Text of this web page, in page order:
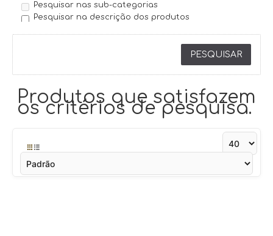
Pesquisar nas sub-categorias
Pesquisar na descrição dos produtos
Produtos que satisfazem
os critérios de pesquisa.